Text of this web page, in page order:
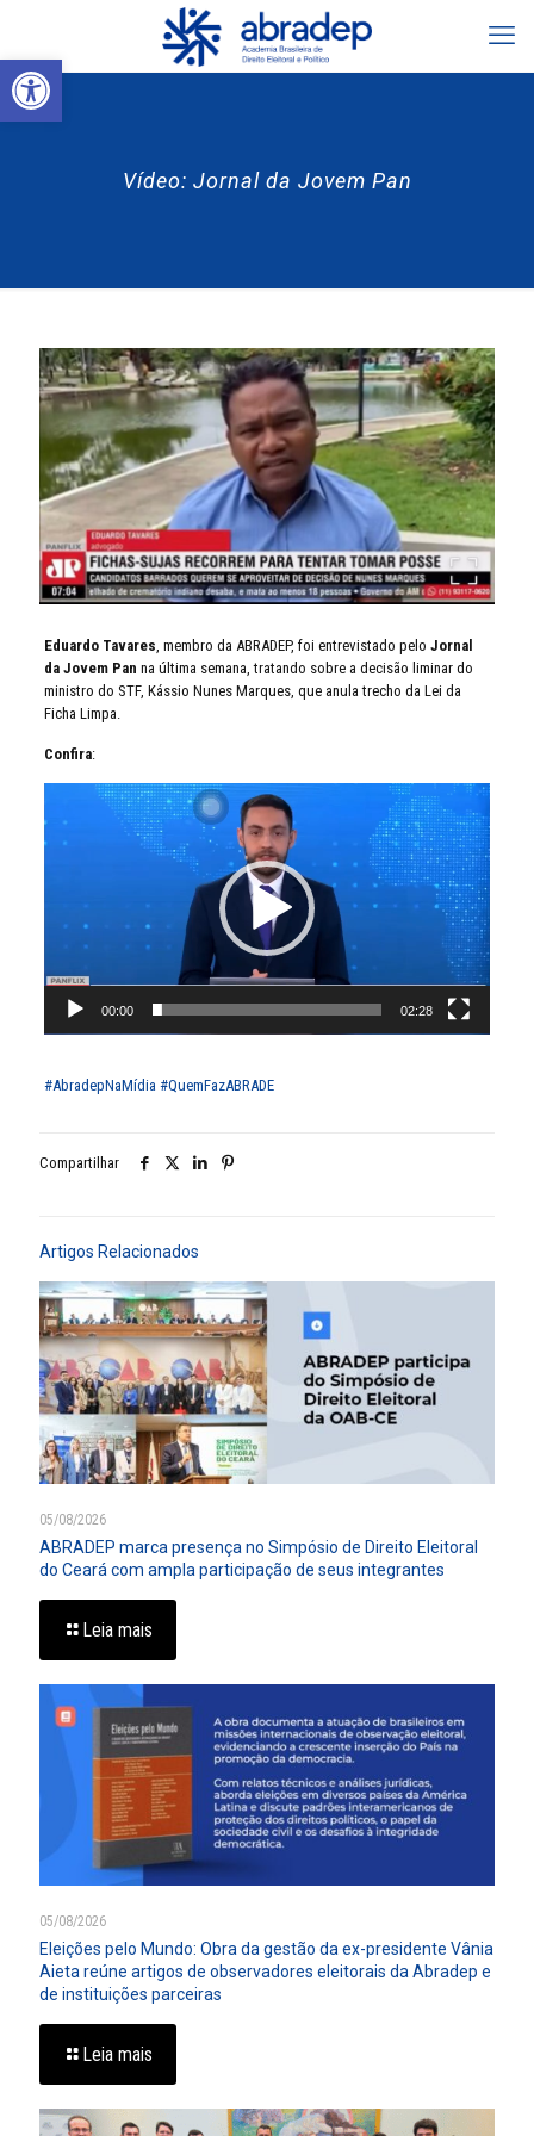
Abrir a barra de ferramentas
Vídeo: Jornal da Jovem Pan
Eduardo Tavares , membro da ABRADEP, foi entrevistado pelo Jornal
da Jovem Pan na última semana, tratando sobre a decisão liminar do
ministro do STF, Kássio Nunes Marques, que anula trecho da Lei da
Ficha Limpa.
Confira:
vídeo
00:00 02:28
#AbradepNaMídia #QuemFazABRADE
Compartilhar
Artigos Relacionados
05/08/2026
ABRADEP marca presença no Simpósio de Direito Eleitoral
do Ceará com ampla participação de seus integrantes
Leia mais
05/08/2026
Eleições pelo Mundo: Obra da gestão da ex-presidente Vânia
Aieta reúne artigos de observadores eleitorais da Abradep e
de instituições parceiras
Leia mais